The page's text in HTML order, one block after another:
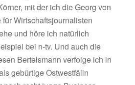
mit der ich die Georg von
Wirtschaftsjournalisten
und höre ich natürlich
bei n-tv. Und auch die
Bertelsmann verfolge ich in
gebürtige Ostwestfälin